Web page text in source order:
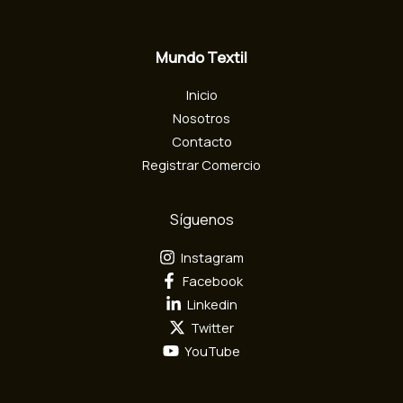
Mundo Textil
Inicio
Nosotros
Contacto
Registrar Comercio
Síguenos
Instagram
Facebook
Linkedin
Twitter
YouTube